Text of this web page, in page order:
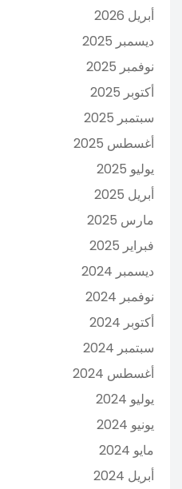
أبريل 2026
ديسمبر 2025
نوفمبر 2025
أكتوبر 2025
سبتمبر 2025
أغسطس 2025
يوليو 2025
أبريل 2025
مارس 2025
فبراير 2025
ديسمبر 2024
نوفمبر 2024
أكتوبر 2024
سبتمبر 2024
أغسطس 2024
يوليو 2024
يونيو 2024
مايو 2024
أبريل 2024